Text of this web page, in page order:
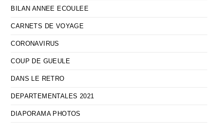
BILAN ANNEE ECOULEE
CARNETS DE VOYAGE
CORONAVIRUS
COUP DE GUEULE
DANS LE RETRO
DEPARTEMENTALES 2021
DIAPORAMA PHOTOS